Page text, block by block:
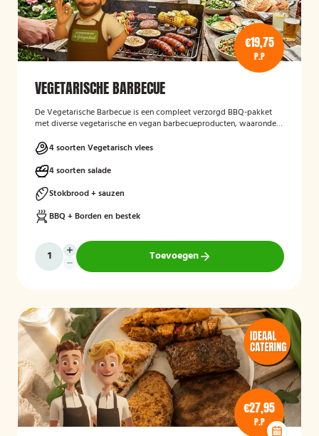
€19,75
P.P
VEGETARISCHE BARBECUE
De Vegetarische Barbecue is een compleet verzorgd BBQ-pakket
met diverse vegetarische en vegan barbecueproducten, waaronder
garnalenalternatief en groenteburger. Het arrangement wordt
aangevuld met verschillende salades, sauzen, vers afgebakken
stokbrood en kruidenboter. De barbecue, borden en het bestek zijn
inbegrepen, en de cateringservice verzorgt zowel de bezorging als
het ophalen van de materialen.
4 soorten Vegetarisch vlees
4 soorten salade
Stokbrood + sauzen
BBQ + Borden en bestek
Toevoegen
€27,95
P.P